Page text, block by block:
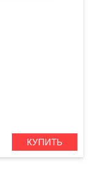
КУПИТЬ